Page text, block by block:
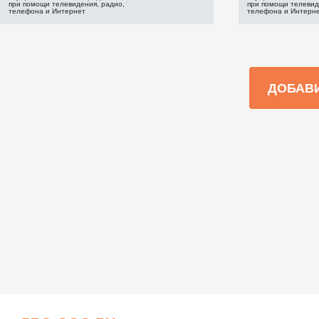
при помощи телевидения, радио,
телефона и Интернет
при помощи
телефона и